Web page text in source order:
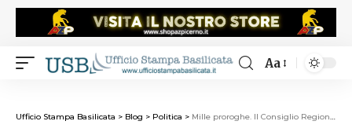
Aa
Ufficio Stampa Basilicata > Blog > Politica > Mille proroghe. Il Consiglio Regionale approva disegno di legge